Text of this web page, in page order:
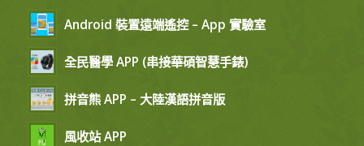
Android 裝置遠端遙控 – App 實驗室
全民醫學 APP (串接華碩智慧手錶)
拼音熊 APP – 大陸漢語拼音版
風收站 APP